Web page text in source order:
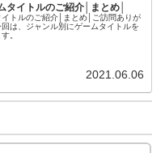
タイトルのご紹介│まとめ│
トルのご紹介│まとめ│ご訪問ありが
は、ジャンル別にゲームタイトルを
。
2021.06.06